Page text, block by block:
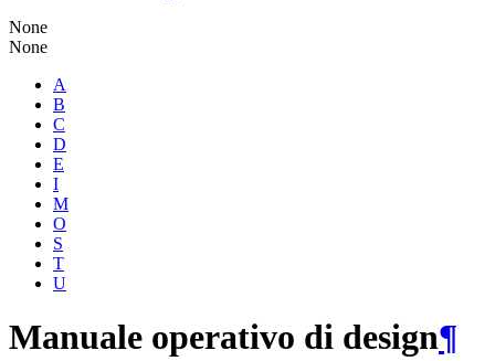
None
None
A
B
C
D
E
I
M
O
S
T
U
Manuale operativo di design¶